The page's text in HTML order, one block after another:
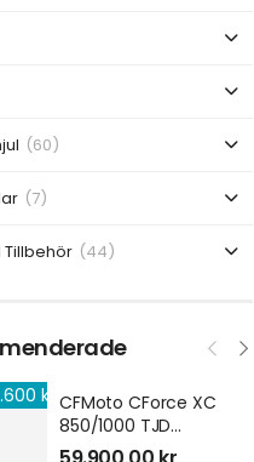
(60)
(7)
(44)
kr CFMoto CForce XC
850/1000 TJD
Bandsats XGEN 4S